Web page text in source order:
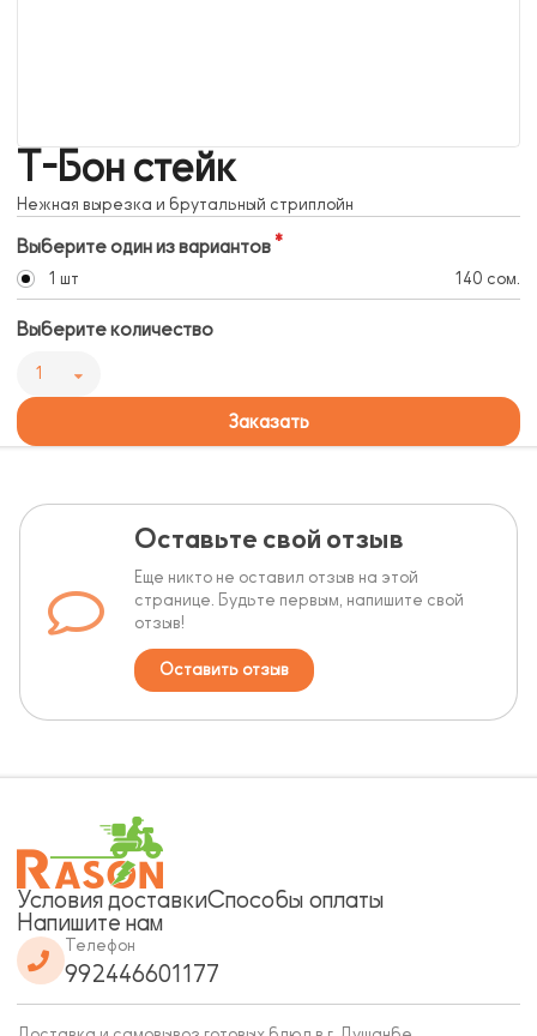
Т-Бон стейк
Нежная вырезка и брутальный стриплойн
Выберите один из вариантов
1 шт 140 сом.
Выберите количество
1
Заказать
Оставьте свой отзыв
Еще никто не оставил отзыв на этой
странице. Будьте первым, напишите свой
отзыв!
Оставить отзыв
Условия доставкиСпособы оплаты
Напишите нам
Телефон
992446601177